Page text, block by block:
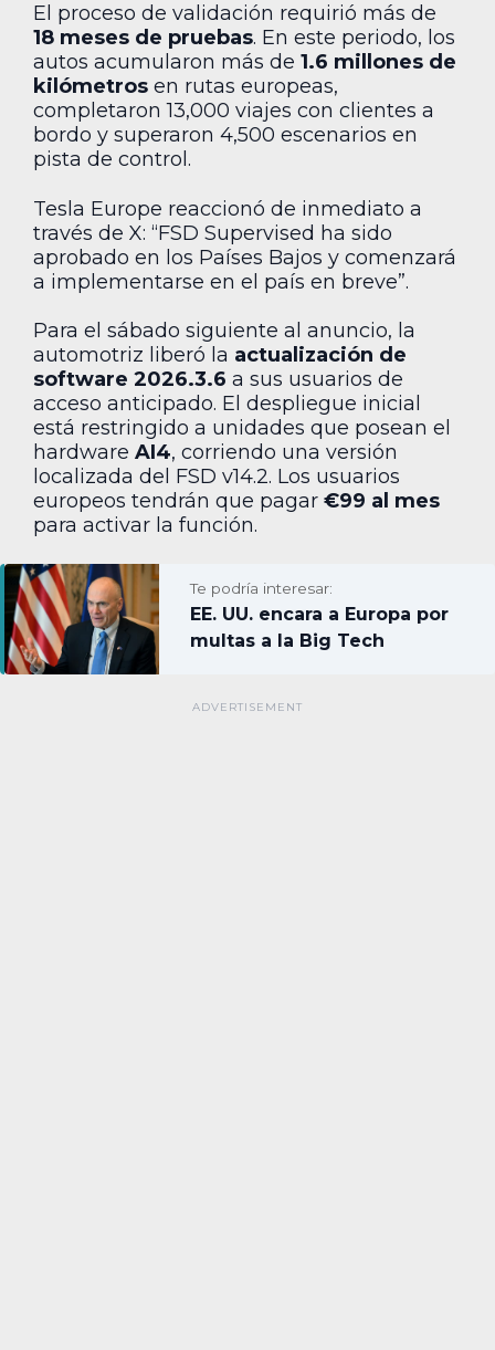
El proceso de validación requirió más de
18 meses de pruebas. En este periodo, los
autos acumularon más de 1.6 millones de
kilómetros en rutas europeas,
completaron 13,000 viajes con clientes a
bordo y superaron 4,500 escenarios en
pista de control.
Tesla Europe reaccionó de inmediato a
través de X: “FSD Supervised ha sido
aprobado en los Países Bajos y comenzará
a implementarse en el país en breve”.
Para el sábado siguiente al anuncio, la
automotriz liberó la actualización de
software 2026.3.6 a sus usuarios de
acceso anticipado. El despliegue inicial
está restringido a unidades que posean el
hardware AI4, corriendo una versión
localizada del FSD v14.2. Los usuarios
europeos tendrán que pagar €99 al mes
para activar la función.
Te podría interesar:
EE. UU. encara a Europa por
multas a la Big Tech